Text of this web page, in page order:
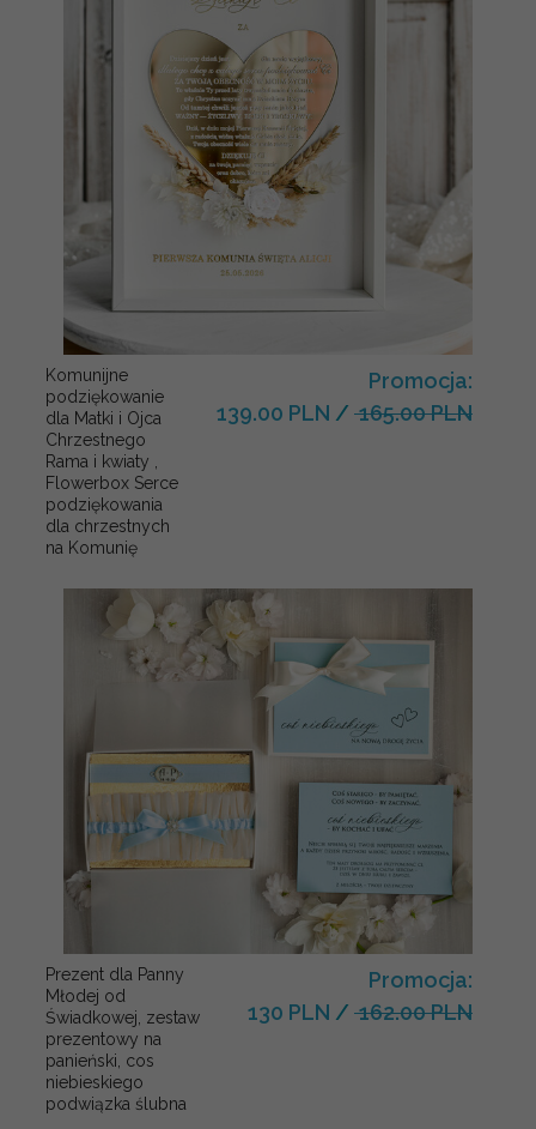
Komunijne
podziękowanie
dla Matki i Ojca
Chrzestnego
Rama i kwiaty ,
Flowerbox Serce
podziękowania
dla chrzestnych
na Komunię
Promocja:
139.00 PLN / 165.00 PLN
Prezent dla Panny
Młodej od
Świadkowej, zestaw
prezentowy na
panieński, cos
niebieskiego
podwiązka ślubna
Promocja:
130 PLN / 162.00 PLN